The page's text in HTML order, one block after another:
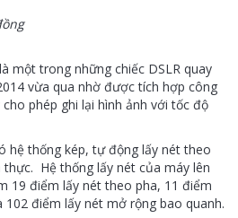
một trong những chiếc DSLR quay
vừa qua nhờ được tích hợp công
phép ghi lại hình ảnh với tốc độ
hệ thống kép, tự động lấy nét theo
Hệ thống lấy nét của máy lên
19 điểm lấy nét theo pha, 11 điểm
điểm lấy nét mở rộng bao quanh.